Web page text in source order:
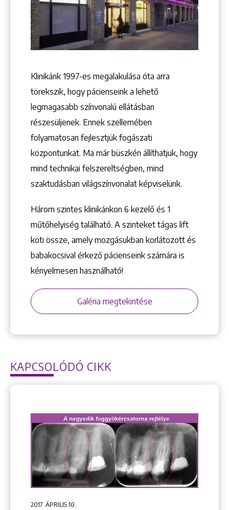
+36 1 222 7250
+36 1 222 9150
1148 Budapest, Örs vezér tere 2.
Klinikánk 1997-­es megalakulása óta arra
törekszik, hogy pácienseink a lehető
legmagasabb színvonalú ellátásban
részesüljenek. Ennek szellemében
folyamatosan fejlesztjük fogászati
központunkat. Ma már büszkén állíthatjuk, hogy
mind technikai felszereltségben, mind
szaktudásban világszínvonalat képviselünk.
Három szintes klinikánkon 6 kezelő ­és 1
műtőhelyiség található. A szinteket tágas lift
köti össze, amely mozgásukban korlátozott és
babakocsival érkező pácienseink számára is
kényelmesen használható!
Galéria megtekintése
KAPCSOLÓDÓ CIKK
2017. ÁPRILIS 10.